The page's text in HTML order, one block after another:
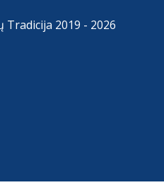
Tradicija 2019 - 2026